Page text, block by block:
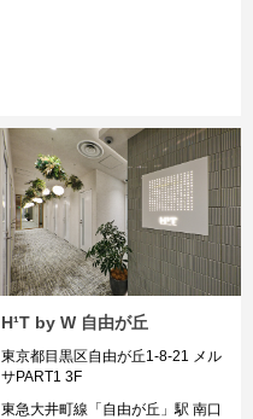
H¹T by W 自由が丘
東京都目黒区自由が丘1-8-21 メル
サPART1 3F
東急大井町線「自由が丘」駅 南口